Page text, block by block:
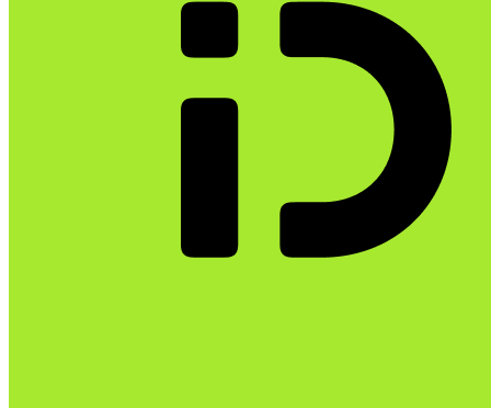
Через подходы системной инженерии и ТОС
разложить сложный контекст, быстро
погрузиться в новое и не упустить важное,
разрешить дилеммы без компромисса
Опрозрачить для всех стейкхолдеров и ускорить
discovery & delivery продукта, наладить учёт фич/
багов/идей/задач по науке и без карго-культа.
Регулярно улучшать орг архитектуру,
декомпозицию продукта и юнита/вертикали на